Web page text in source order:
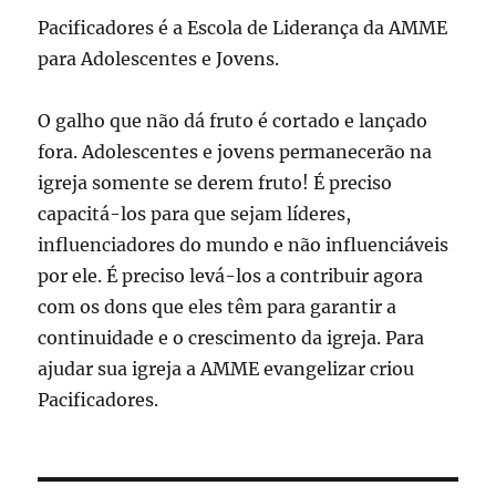
Pacificadores é a Escola de Liderança da AMME
para Adolescentes e Jovens.
O galho que não dá fruto é cortado e lançado
fora. Adolescentes e jovens permanecerão na
igreja somente se derem fruto! É preciso
capacitá-los para que sejam líderes,
influenciadores do mundo e não influenciáveis
por ele. É preciso levá-los a contribuir agora
com os dons que eles têm para garantir a
continuidade e o crescimento da igreja. Para
ajudar sua igreja a AMME evangelizar criou
Pacificadores.